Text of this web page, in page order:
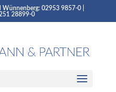
02953 9857-0 |
28899-0